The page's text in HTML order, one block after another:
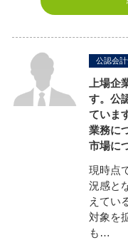
公認会
上場企
す。公
ていま
業務に
市場に
現時点
況感と
えてい
対象を
も…